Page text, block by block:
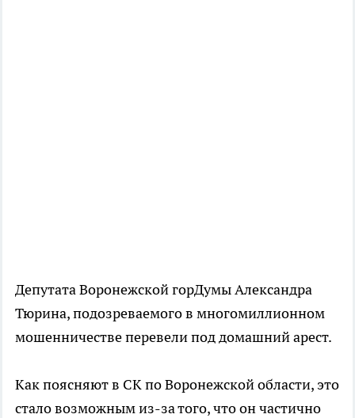
Депутата Воронежской горДумы Александра
Тюрина, подозреваемого в многомиллионном
мошенничестве перевели под домашний арест.
Как поясняют в СК по Воронежской области, это
стало возможным из-за того, что он частично